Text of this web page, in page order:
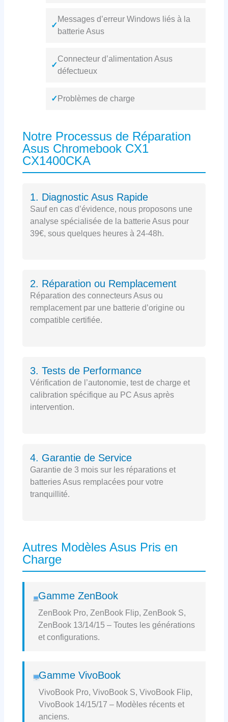
✓
Messages d’erreur Windows liés à la
batterie Asus
✓
Connecteur d’alimentation Asus
défectueux
✓ Problèmes de charge
Notre Processus de Réparation
Asus Chromebook CX1
CX1400CKA
1. Diagnostic Asus Rapide
Sauf en cas d’évidence, nous proposons une
analyse spécialisée de la batterie Asus pour
39€, sous quelques heures à 24-48h.
2. Réparation ou Remplacement
Réparation des connecteurs Asus ou
remplacement par une batterie d’origine ou
compatible certifiée.
3. Tests de Performance
Vérification de l’autonomie, test de charge et
calibration spécifique au PC Asus après
intervention.
4. Garantie de Service
Garantie de 3 mois sur les réparations et
batteries Asus remplacées pour votre
tranquillité.
Autres Modèles Asus Pris en
Charge
Gamme ZenBook
ZenBook Pro, ZenBook Flip, ZenBook S,
ZenBook 13/14/15 – Toutes les générations
et configurations.
Gamme VivoBook
VivoBook Pro, VivoBook S, VivoBook Flip,
VivoBook 14/15/17 – Modèles récents et
anciens.